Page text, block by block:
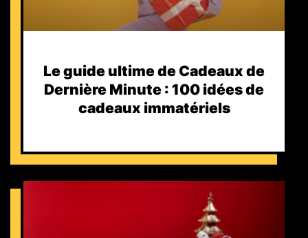
Le guide ultime de Cadeaux de
Dernière Minute : 100 idées de
cadeaux immatériels